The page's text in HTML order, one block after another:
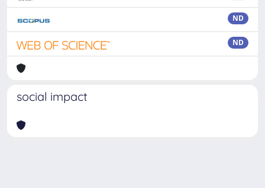
ND
ND
social impact